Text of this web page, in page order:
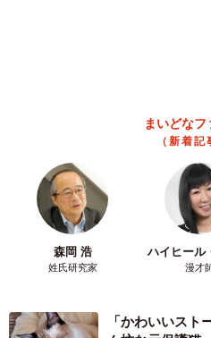
色技術が凄い」と話題に その